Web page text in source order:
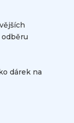
dárek na